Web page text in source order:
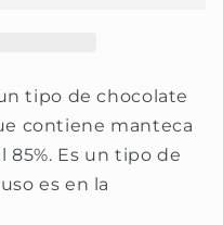
tipo de chocolate
contiene manteca
85%.​ Es un tipo de
es en la